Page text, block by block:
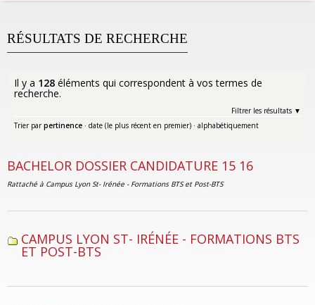
RÉSULTATS DE RECHERCHE
Il y a 128 éléments qui correspondent à vos termes de
recherche.
Filtrer les résultats
Trier par pertinence · date (le plus récent en premier) · alphabétiquement
BACHELOR DOSSIER CANDIDATURE 15 16
Rattaché à Campus Lyon St- Irénée - Formations BTS et Post-BTS
CAMPUS LYON ST- IRÉNÉE - FORMATIONS BTS
ET POST-BTS